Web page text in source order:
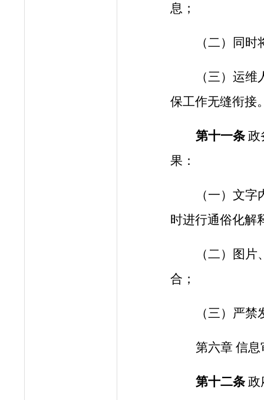
息；
（二）同
（三）运
保工作无缝衔接
第十一条 政
果：
（一）文
时进行通俗化解
（二）图
合 ；
（三）严
第六章 信息
第十二条 政